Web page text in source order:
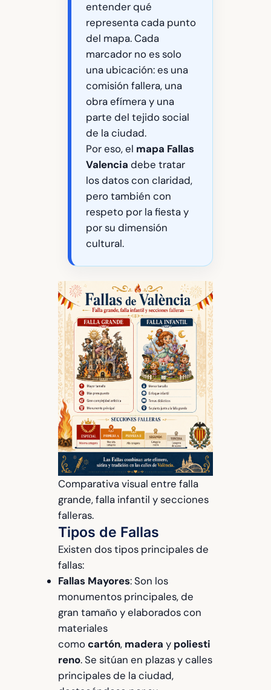
entender qué
representa cada punto
del mapa. Cada
marcador no es solo
una ubicación: es una
comisión fallera, una
obra efímera y una
parte del tejido social
de la ciudad.
Por eso, el mapa Fallas
Valencia debe tratar
los datos con claridad,
pero también con
respeto por la fiesta y
por su dimensión
cultural.
Comparativa visual entre falla
grande, falla infantil y secciones
falleras.
Tipos de Fallas
Existen dos tipos principales de
fallas:
Fallas Mayores: Son los
monumentos principales, de
gran tamaño y elaborados con
materiales
comocartón, madera y poliesti
reno. Se sitúan en plazas y calles
principales de la ciudad,